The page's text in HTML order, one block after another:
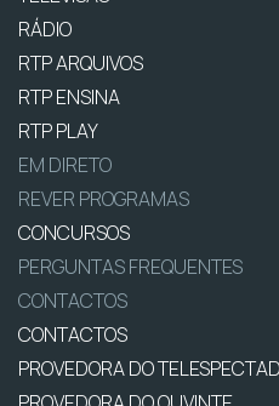
RÁDIO
RTP ARQUIVOS
RTP ENSINA
RTP PLAY
EM DIRETO
REVER PROGRAMAS
CONCURSOS
PERGUNTAS FREQUENTES
CONTACTOS
CONTACTOS
PROVEDORA DO